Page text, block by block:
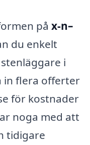
på x-n–
du enkelt
i
in flera offerter
för kostnader
noga med att
tidigare